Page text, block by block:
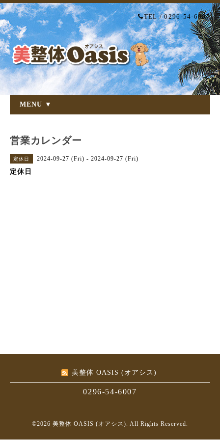
TEL / 0296-54-6007
MENU ▼
営業カレンダー
定休日 2024-09-27 (Fri) - 2024-09-27 (Fri)
定休日
美整体 OASIS (オアシス)
0296-54-6007
©2026 美整体 OASIS (オアシス). All Rights Reserved.